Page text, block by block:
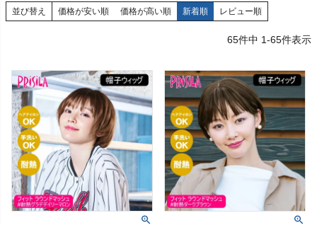
並び替え 価格が安い順 価格が高い順 新着順 レビュー順
65件中 1-65件表示